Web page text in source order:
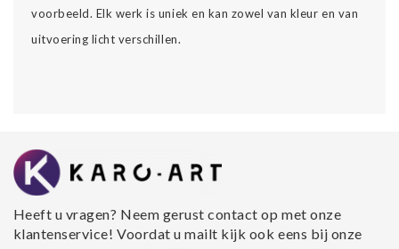
voorbeeld. Elk werk is uniek en kan zowel van kleur en van
uitvoering licht verschillen.
Heeft u vragen? Neem gerust contact op met onze
klantenservice! Voordat u mailt kijk ook eens bij onze